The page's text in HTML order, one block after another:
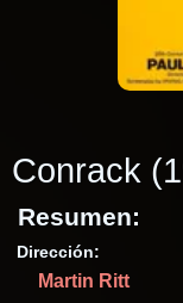
Conrack
Resumen:
Dirección:
Martin Ritt